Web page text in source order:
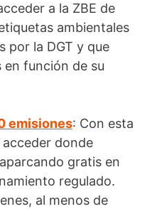
a la ZBE de
ambientales
por la DGT y que
en función de su
emisiones: Con esta
donde
gratis en
regulado.
al menos de